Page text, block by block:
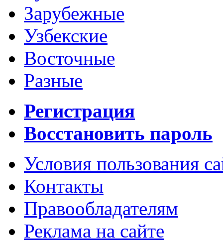
Зарубежные
Узбекские
Восточные
Разные
Регистрация
Восстановить пароль
Условия пользования
Контакты
Правообладателям
Реклама на сайте